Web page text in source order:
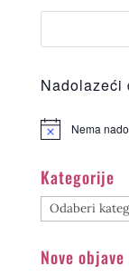
Nadolazeći
Nema
Kategorije
Kategorije
Nove objave